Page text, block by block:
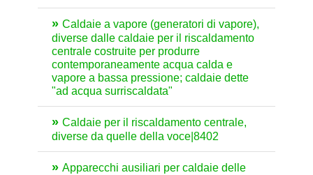
Caldaie a vapore (generatori di vapore),
diverse dalle caldaie per il riscaldamento
centrale costruite per produrre
contemporaneamente acqua calda e
vapore a bassa pressione; caldaie dette
"ad acqua surriscaldata"
Caldaie per il riscaldamento centrale,
diverse da quelle della voce|8402
Apparecchi ausiliari per caldaie delle